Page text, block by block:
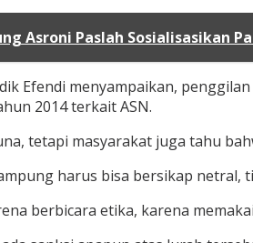
Asroni Paslah Sosialisasikan
Efendi menyampaikan,
2014 terkait ASN.
tetapi masyarakat juga tahu
harus bisa bersikap
berbicara etika, karena memakai